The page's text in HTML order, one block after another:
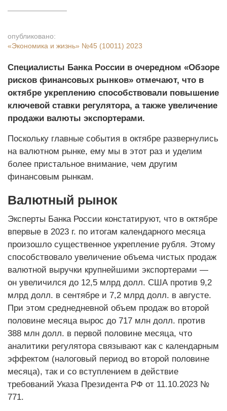
опубликовано:
«Экономика и жизнь» №45 (10011) 2023
Специалисты Банка России в очередном «Обзоре
рисков финансовых рынков» отмечают, что в
октябре укреплению способствовали повышение
ключевой ставки регулятора, а также увеличение
продажи валюты экспортерами.
Поскольку главные события в октябре развернулись
на валютном рынке, ему мы в этот раз и уделим
более пристальное внимание, чем другим
финансовым рынкам.
Валютный рынок
Эксперты Банка России констатируют, что в октябре
впервые в 2023 г. по итогам календарного месяца
произошло существенное укрепление рубля. Этому
способствовало увеличение объема чистых продаж
валютной выручки крупнейшими экспортерами —
он увеличился до 12,5 млрд долл. США против 9,2
млрд долл. в сентябре и 7,2 млрд долл. в августе.
При этом среднедневной объем продаж во второй
половине месяца вырос до 717 млн долл. против
388 млн долл. в первой половине месяца, что
аналитики регулятора связывают как с календарным
эффектом (налоговый период во второй половине
месяца), так и со вступлением в действие
требований Указа Президента РФ от 11.10.2023 №
771.